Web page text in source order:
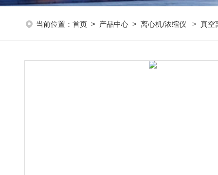
当前位置： 首页 > 产品中心 > 离心机/浓缩仪 > 真空